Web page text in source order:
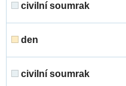
civilní soumrak
den
civilní soumrak